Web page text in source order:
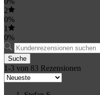
2
0%
1
0%
Suche
1-3 von 83 Rezensionen